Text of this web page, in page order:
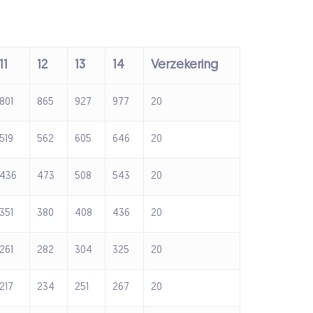
11 12 13 14 Verzekering
801 865 927 977 20
519 562 605 646 20
436 473 508 543 20
351 380 408 436 20
261 282 304 325 20
217 234 251 267 20